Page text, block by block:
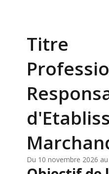
Titre
Du 10 novembre 2026